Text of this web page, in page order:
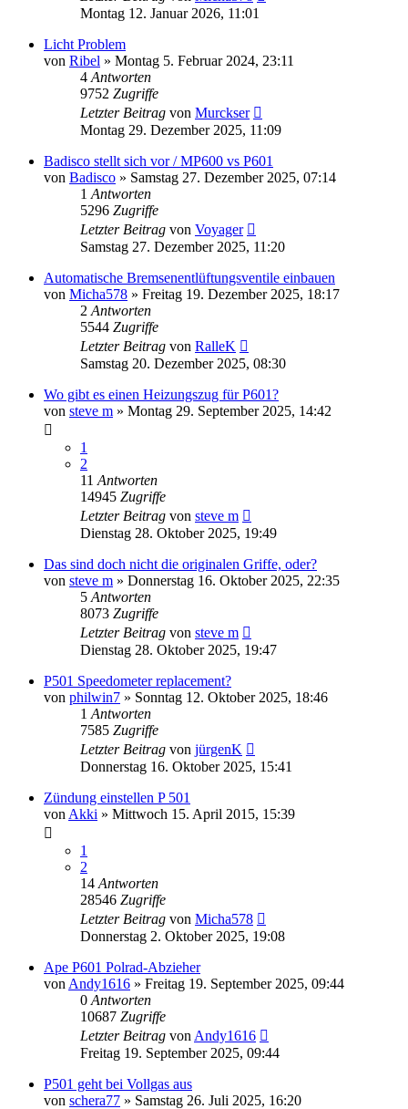
Montag 12. Januar 2026, 11:01
Licht Problem
von Ribel » Montag 5. Februar 2024, 23:11
4 Antworten
9752 Zugriffe
Letzter Beitrag von Murckser
Montag 29. Dezember 2025, 11:09
Badisco stellt sich vor / MP600 vs P601
von Badisco » Samstag 27. Dezember 2025, 07:14
1 Antworten
5296 Zugriffe
Letzter Beitrag von Voyager
Samstag 27. Dezember 2025, 11:20
Automatische Bremsenentlüftungsventile einbauen
von Micha578 » Freitag 19. Dezember 2025, 18:17
2 Antworten
5544 Zugriffe
Letzter Beitrag von RalleK
Samstag 20. Dezember 2025, 08:30
Wo gibt es einen Heizungszug für P601?
von steve m » Montag 29. September 2025, 14:42
1
2
11 Antworten
14945 Zugriffe
Letzter Beitrag von steve m
Dienstag 28. Oktober 2025, 19:49
Das sind doch nicht die originalen Griffe, oder?
von steve m » Donnerstag 16. Oktober 2025, 22:35
5 Antworten
8073 Zugriffe
Letzter Beitrag von steve m
Dienstag 28. Oktober 2025, 19:47
P501 Speedometer replacement?
von philwin7 » Sonntag 12. Oktober 2025, 18:46
1 Antworten
7585 Zugriffe
Letzter Beitrag von jürgenK
Donnerstag 16. Oktober 2025, 15:41
Zündung einstellen P 501
von Akki » Mittwoch 15. April 2015, 15:39
1
2
14 Antworten
28546 Zugriffe
Letzter Beitrag von Micha578
Donnerstag 2. Oktober 2025, 19:08
Ape P601 Polrad-Abzieher
von Andy1616 » Freitag 19. September 2025, 09:44
0 Antworten
10687 Zugriffe
Letzter Beitrag von Andy1616
Freitag 19. September 2025, 09:44
P501 geht bei Vollgas aus
von schera77 » Samstag 26. Juli 2025, 16:20